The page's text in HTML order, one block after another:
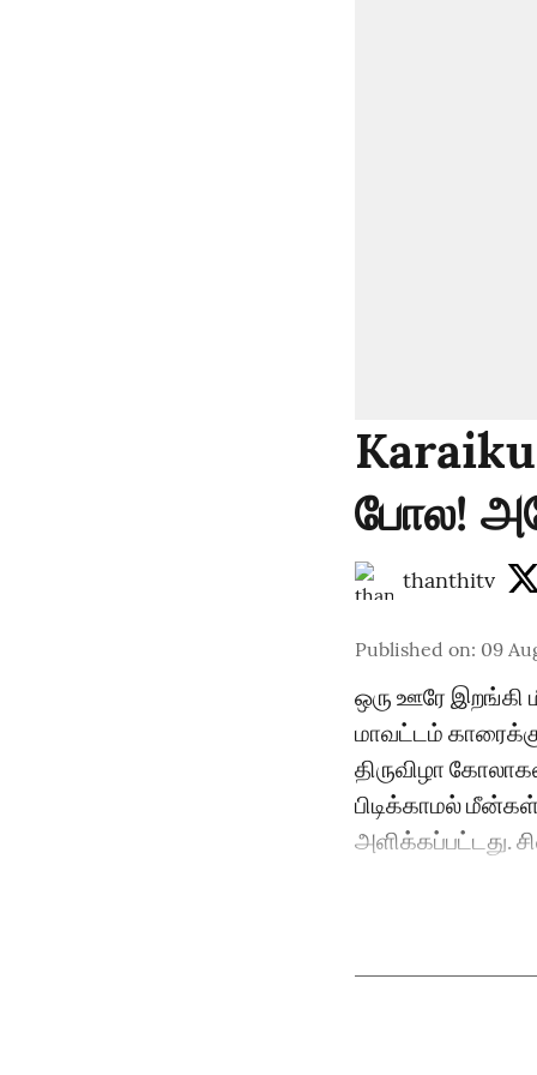
போல!
thanthitv
Published on: 09
ஒரு ஊரே இறங்கி
மாவட்டம்
திருவிழா
பிடிக்காமல்
அளிக்கப்பட்டது.